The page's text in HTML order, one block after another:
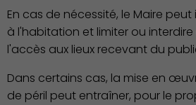
Associations et
En cas de nécessité, le Maire
à l'habitation et limiter ou
l'accès aux lieux recevant du
Dans certains cas, la mise en
de péril peut entraîner, pour le